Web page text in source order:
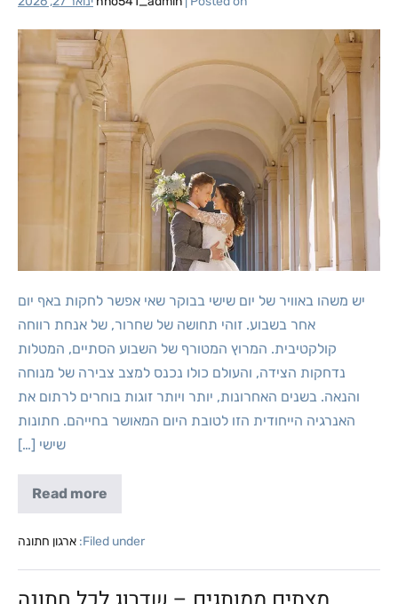
יש משהו באוויר של יום שישי בבוקר שאי אפשר לחקות באף יום
אחר בשבוע. זוהי תחושה של שחרור, של אנחת רווחה
קולקטיבית. המרוץ המטורף של השבוע הסתיים, המטלות
נדחקות הצידה, והעולם כולו נכנס למצב צבירה של מנוחה
והנאה. בשנים האחרונות, יותר ויותר זוגות בוחרים לרתום את
האנרגיה הייחודית הזו לטובת היום המאושר בחייהם. חתונות
שישי […]
Read more
Filed under: ארגון חתונה